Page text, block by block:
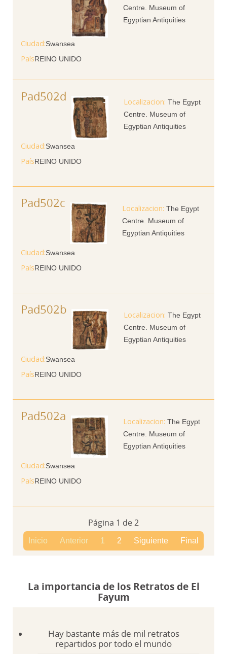
Centre. Museum of
Egyptian Antiquities
Ciudad Swansea
PaísREINO UNIDO
Pad502d
The Egypt
Centre. Museum of
Egyptian Antiquities
Ciudad Swansea
PaísREINO UNIDO
Pad502c
The Egypt
Centre. Museum of
Egyptian Antiquities
Ciudad Swansea
PaísREINO UNIDO
Pad502b
The Egypt
Centre. Museum of
Egyptian Antiquities
Ciudad Swansea
PaísREINO UNIDO
Pad502a
The Egypt
Centre. Museum of
Egyptian Antiquities
Ciudad Swansea
PaísREINO UNIDO
Página 1 de 2
Inicio Anterior 1 2 Siguiente Final
La importancia de los Retratos de El
Fayum
Hay bastante más de mil retratos
repartidos por todo el mundo